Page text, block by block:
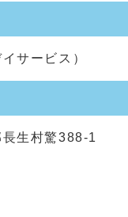
サービス）
生村驚388-1